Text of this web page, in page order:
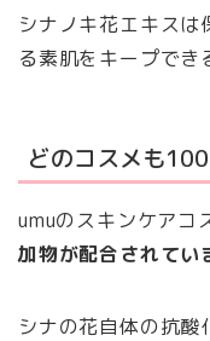
シナノキ花エキスは
る素肌をキープでき
どのコスメも
umuのスキンケアコ
加物が配合されてい
シナの花自体の抗酸